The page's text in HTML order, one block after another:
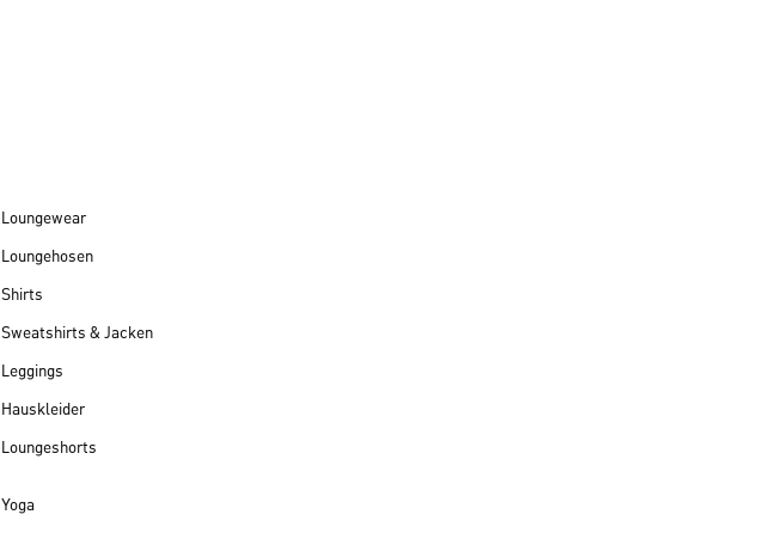
Loungewear
Loungehosen
Shirts
Sweatshirts & Jacken
Leggings
Hauskleider
Loungeshorts
Yoga